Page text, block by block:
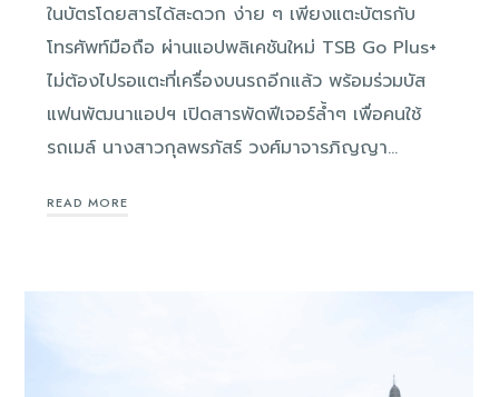
ในบัตรโดยสารได้สะดวก ง่าย ๆ เพียงแตะบัตรกับ
โทรศัพท์มือถือ ผ่านแอปพลิเคชันใหม่ TSB Go Plus+
ไม่ต้องไปรอแตะที่เครื่องบนรถอีกแล้ว พร้อมร่วมบัส
แฟนพัฒนาแอปฯ เปิดสารพัดฟีเจอร์ล้ำๆ เพื่อคนใช้
รถเมล์ นางสาวกุลพรภัสร์ วงศ์มาจารภิญญา…
READ MORE